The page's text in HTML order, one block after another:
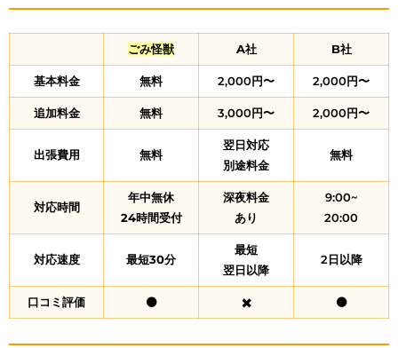
ごみ怪獣 A社 B社
基本料金 無料 2,000円〜 2,000円〜
追加料金 無料 3,000円〜 2,000円〜
出張費用 無料
翌日対応
別途料金
無料
対応時間
年中無休
24時間受付
深夜料金
あり
9:00~
20:00
対応速度 最短30分
最短
翌日以降
2日以降
口コミ評価 ⚫ ✖️ ⚫